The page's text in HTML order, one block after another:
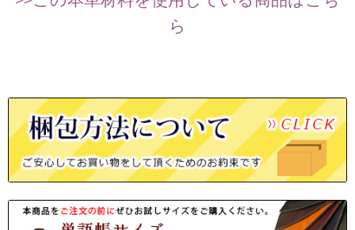
ら